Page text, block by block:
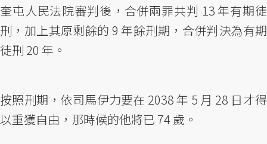
奎屯人民法院審判後，合併兩罪共判 13 年有期徒
刑，加上其原剩餘的 9 年餘刑期，合併判決為有期
徒刑 20 年。
按照刑期，依司馬伊力要在 2038 年 5 月 28 日才得
以重獲自由，那時候的他將已 74 歲。